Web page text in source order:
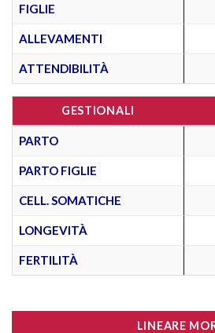
FIGLIE
ALLEVAMENTI
ATTENDIBILITÀ
GESTIONALI
PARTO
PARTO FIGLIE
CELL. SOMATICHE
LONGEVITÀ
FERTILITÀ
LINEARE